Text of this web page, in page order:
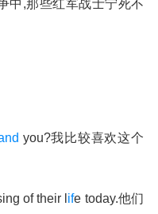
中,那些红军战士宁死不
you?我比较喜欢这个
of their l ife today.他们